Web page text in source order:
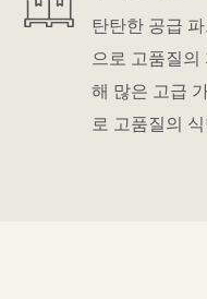
탄탄한 공급
으로 고품질의
해 많은 고급
로 고품질의